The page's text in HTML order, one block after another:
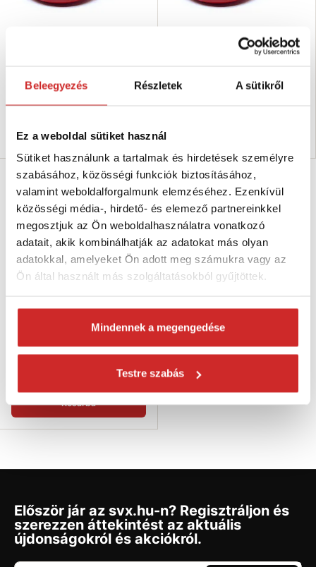
Beleegyezés Részletek A sütikről
Ez a weboldal sütiket használ
Sütiket használunk a tartalmak és hirdetések személyre
szabásához, közösségi funkciók biztosításához,
valamint weboldalforgalmunk elemzéséhez. Ezenkívül
közösségi média-, hirdető- és elemező partnereinkkel
megosztjuk az Ön weboldalhasználatra vonatkozó
adatait, akik kombinálhatják az adatokat más olyan
adatokkal, amelyeket Ön adott meg számukra vagy az
Ön által használt más szolgáltatásokból gyűjtöttek.
Mindennek a megengedése
Testre szabás
Szín: piros
Raktáron 43 db
Kosárba
SVX Erdészeti csúszóhorog 3T
Szín: piros
SVX
SVX Erdészeti horog art.227 LS
Kosárba
Először jár az svx.hu-n? Regisztráljon és
szerezzen áttekintést az aktuális
újdonságokról és akciókról.